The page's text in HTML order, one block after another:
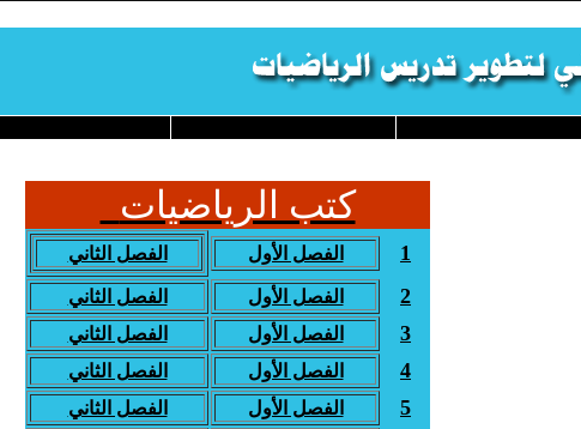
كتب الرياضيات
1 الفصل الأول الفصل الثاني
2 الفصل الأول الفصل الثاني
3 الفصل الأول الفصل الثاني
4 الفصل الأول الفصل الثاني
5 الفصل الأول الفصل الثاني